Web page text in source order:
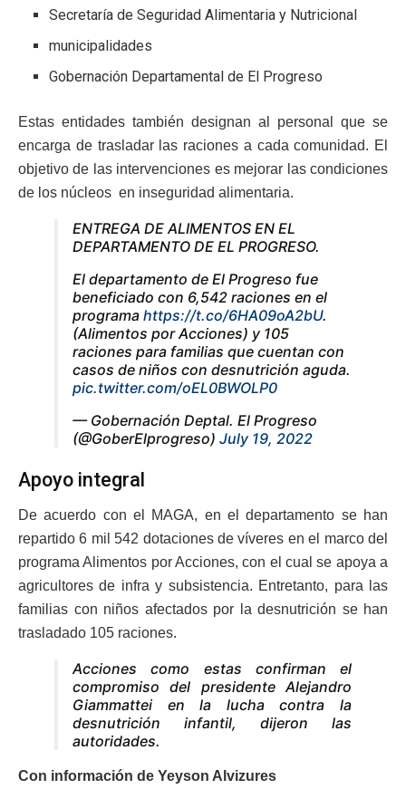
Secretaría de Seguridad Alimentaria y Nutricional
municipalidades
Gobernación Departamental de El Progreso
Estas entidades también designan al personal que se
encarga de trasladar las raciones a cada comunidad. El
objetivo de las intervenciones es mejorar las condiciones
de los núcleos en inseguridad alimentaria.
ENTREGA DE ALIMENTOS EN EL
DEPARTAMENTO DE EL PROGRESO.
El departamento de El Progreso fue
beneficiado con 6,542 raciones en el
programa https://t.co/6HA09oA2bU.
(Alimentos por Acciones) y 105
raciones para familias que cuentan con
casos de niños con desnutrición aguda.
pic.twitter.com/oEL0BWOLP0
— Gobernación Deptal. El Progreso
(@GoberElprogreso) July 19, 2022
Apoyo integral
De acuerdo con el MAGA, en el departamento se han
repartido 6 mil 542 dotaciones de víveres en el marco del
programa Alimentos por Acciones, con el cual se apoya a
agricultores de infra y subsistencia. Entretanto, para las
familias con niños afectados por la desnutrición se han
trasladado 105 raciones.
Acciones como estas confirman el
compromiso del presidente Alejandro
Giammattei en la lucha contra la
desnutrición infantil, dijeron las
autoridades.
Con información de Yeyson Alvizures